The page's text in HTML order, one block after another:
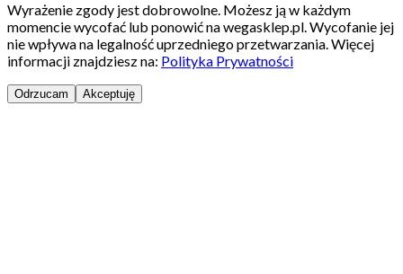
Wyrażenie zgody jest dobrowolne. Możesz ją w każdym
momencie wycofać lub ponowić na wegasklep.pl. Wycofanie jej
nie wpływa na legalność uprzedniego przetwarzania. Więcej
informacji znajdziesz na: Polityka Prywatności
Odrzucam Akceptuję